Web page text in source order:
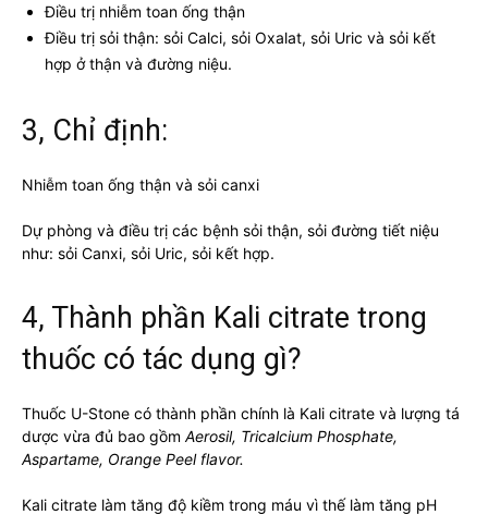
Điều trị nhiễm toan ống thận
Điều trị sỏi thận: sỏi Calci, sỏi Oxalat, sỏi Uric và sỏi kết
hợp ở thận và đường niệu.
3, Chỉ định:
Nhiễm toan ống thận và sỏi canxi
Dự phòng và điều trị các bệnh sỏi thận, sỏi đường tiết niệu
như: sỏi Canxi, sỏi Uric, sỏi kết hợp.
4, Thành phần Kali citrate trong
thuốc có tác dụng gì?
Thuốc U-Stone có thành phần chính là Kali citrate và lượng tá
dược vừa đủ bao gồm Aerosil, Tricalcium Phosphate,
Aspartame, Orange Peel flavor.
Kali citrate làm tăng độ kiềm trong máu vì thế làm tăng pH